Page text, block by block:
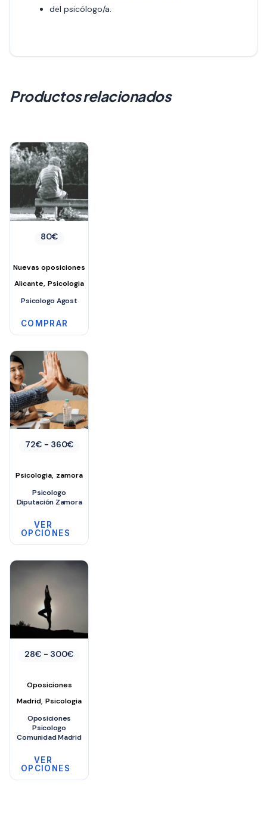
del psicólogo/a.
Productos relacionados
80€
Nuevas oposiciones
Alicante ,Psicologia
Psicologo Agost
COMPRAR
72€ - 360€Rango
desde
360€
Psicologia, zamora
Psicologo
Diputación Zamora
VER
OPCIONES
producto
múltiples
variantes.
Las
se
elegir
en
la
página
producto
28€ - 300€
hasta
Oposiciones
Madrid,Psicologia
Oposiciones
Psicologo
Comunidad Madrid
VER
OPCIONES